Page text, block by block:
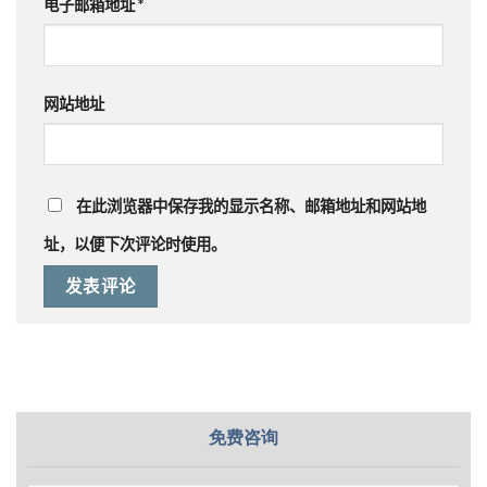
电子邮箱地址*
网站地址
在此浏览器中保存我的显示名称、邮箱地址和网站地
址，以便下次评论时使用。
免费咨询